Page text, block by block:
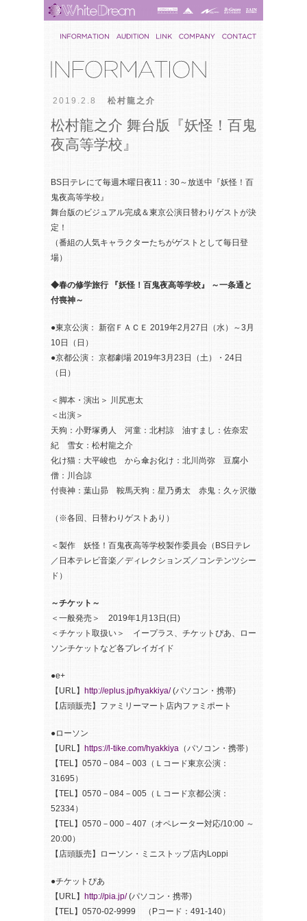
2019.2.8 松村龍之介
松村龍之介 舞台版『妖怪！百鬼
夜高等学校』
BS日テレにて毎週木曜日夜11：30～放送中『妖怪！百
鬼夜高等学校』
舞台版のビジュアル完成＆東京公演日替わりゲストが決
定！
（番組の人気キャラクターたちがゲストとして毎日登
場）
◆春の修学旅行 『妖怪！百鬼夜高等学校』 ～一条通と
付喪神～
●東京公演： 新宿ＦＡＣＥ 2019年2月27日（水）～3月
10日（日）
●京都公演： 京都劇場 2019年3月23日（土）・24日
（日）
＜脚本・演出＞ 川尻恵太
＜出演＞
天狗：小野塚勇人 河童：北村諒 油すまし：佐奈宏
紀 雪女：松村龍之介
化け猫：大平峻也 から傘お化け：北川尚弥 豆腐小
僧：川合諒
付喪神：葉山昴 鞍馬天狗：星乃勇太 赤鬼：久ヶ沢徹
（※各回、日替わりゲストあり）
＜製作 妖怪！百鬼夜高等学校製作委員会（BS日テレ
／日本テレビ音楽／ディレクションズ／コンテンツシー
ド）
～チケット～
＜一般発売＞ 2019年1月13日(日)
＜チケット取扱い＞ イープラス、チケットぴあ、ロー
ソンチケットなど各プレイガイド
●e+
【URL】
http://eplus.jp/hyakkiya/(パソコン・携帯)
【店頭販売】ファミリーマート店内ファミポート
●ローソン
【URL】 https://l-tike.com/hyakkiya （パソコン・携帯）
【TEL】0570－084－003（Ｌコード東京公演：
31695）
【TEL】0570－084－005（Ｌコード京都公演：
52334）
【TEL】0570－000－407（オペレーター対応/10:00 ～
20:00）
【店頭販売】ローソン・ミニストップ店内Loppi
●チケットぴあ
【URL】
http://pia.jp/(パソコン・携帯)
【TEL】0570-02-9999 （Pコード：491-140）